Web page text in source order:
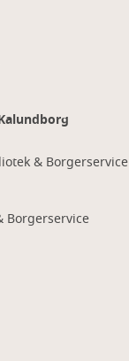
& Borgerservice
Borgerservice